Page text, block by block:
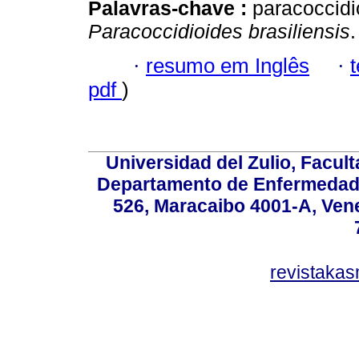
Palavras-chave :
Paracoccidioides brasiliensis.
· resumo em Inglês ·
pdf )
Universidad del Zulio,
Departamento de
526, Maracaibo 4001-A,